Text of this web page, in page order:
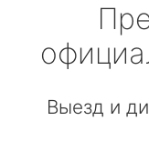
Выезд и